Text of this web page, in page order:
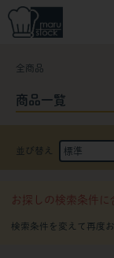
全商品
商品一覧
並び替え
お探しの検索条件に